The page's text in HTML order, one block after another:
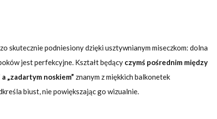
skutecznie podniesiony dzięki usztywnianym miseczkom: dolna
jest perfekcyjne. Kształt będący czymś pośrednim między
„zadartym noskiem” znanym z miękkich balkonetek
biust, nie powiększając go wizualnie.